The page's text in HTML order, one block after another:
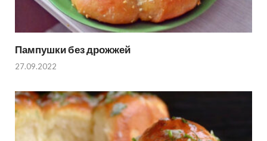
Пампушки без дрожжей
27.09.2022